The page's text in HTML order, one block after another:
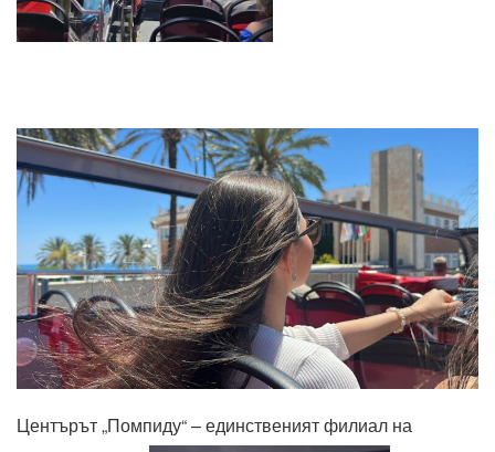
Центърът „Помпиду“ – единственият филиал на